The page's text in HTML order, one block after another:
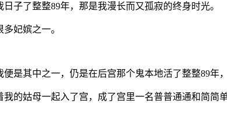
子了整整89年，那是我漫长而又孤寂的终身时光。
妃嫔之一。
是其中之一，仍是在后宫那个鬼本地活了整整89年
的姑母一起入了宫，成了宫里一名普普通通和简简